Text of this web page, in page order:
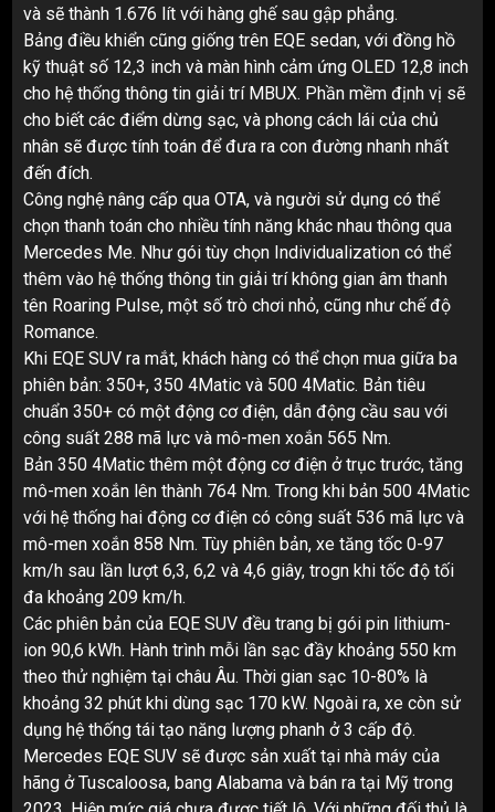
và sẽ thành 1.676 lít với hàng ghế sau gập phẳng.
Bảng điều khiển cũng giống trên EQE sedan, với đồng hồ
kỹ thuật số 12,3 inch và màn hình cảm ứng OLED 12,8 inch
cho hệ thống thông tin giải trí MBUX. Phần mềm định vị sẽ
cho biết các điểm dừng sạc, và phong cách lái của chủ
nhân sẽ được tính toán để đưa ra con đường nhanh nhất
đến đích.
Công nghệ nâng cấp qua OTA, và người sử dụng có thể
chọn thanh toán cho nhiều tính năng khác nhau thông qua
Mercedes Me. Như gói tùy chọn Individualization có thể
thêm vào hệ thống thông tin giải trí không gian âm thanh
tên Roaring Pulse, một số trò chơi nhỏ, cũng như chế độ
Romance.
Khi EQE SUV ra mắt, khách hàng có thể chọn mua giữa ba
phiên bản: 350+, 350 4Matic và 500 4Matic. Bản tiêu
chuẩn 350+ có một động cơ điện, dẫn động cầu sau với
công suất 288 mã lực và mô-men xoắn 565 Nm.
Bản 350 4Matic thêm một động cơ điện ở trục trước, tăng
mô-men xoắn lên thành 764 Nm. Trong khi bản 500 4Matic
với hệ thống hai động cơ điện có công suất 536 mã lực và
mô-men xoắn 858 Nm. Tùy phiên bản, xe tăng tốc 0-97
km/h sau lần lượt 6,3, 6,2 và 4,6 giây, trogn khi tốc độ tối
đa khoảng 209 km/h.
Các phiên bản của EQE SUV đều trang bị gói pin lithium-
ion 90,6 kWh. Hành trình mỗi lần sạc đầy khoảng 550 km
theo thử nghiệm tại châu Âu. Thời gian sạc 10-80% là
khoảng 32 phút khi dùng sạc 170 kW. Ngoài ra, xe còn sử
dụng hệ thống tái tạo năng lượng phanh ở 3 cấp độ.
Mercedes EQE SUV sẽ được sản xuất tại nhà máy của
hãng ở Tuscaloosa, bang Alabama và bán ra tại Mỹ trong